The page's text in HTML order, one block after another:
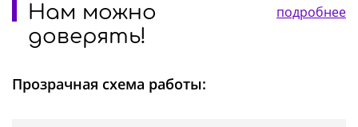
Нам можно
доверять!
подробнее
Прозрачная схема работы: